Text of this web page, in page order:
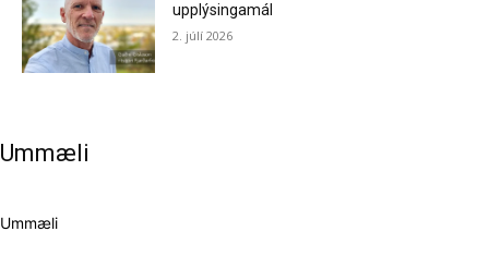
upplýsingamál
2. júlí 2026
Ummæli
Ummæli